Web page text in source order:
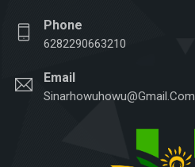
Phone
6282290663210
Email
Sinarhowuhowu@gmail.com